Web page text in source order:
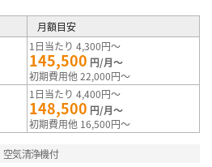
月額目安
1日当たり 4,300円～
145,500 円/月～
初期費用他 22,000円～
1日当たり 4,400円～
148,500 円/月～
初期費用他 16,500円～
空気清浄機付